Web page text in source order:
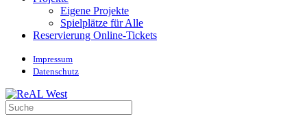
Eigene Projekte
Spielplätze für Alle
Reservierung Online-Tickets
Impressum
Datenschutz